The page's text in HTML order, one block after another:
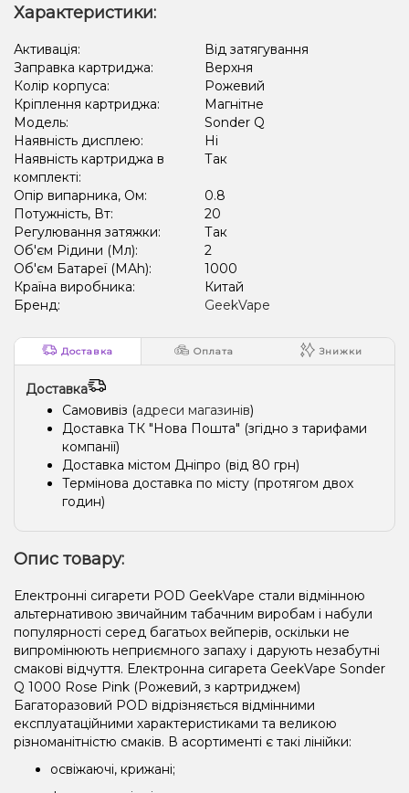
Характеристики:
Активація:
Від затягування
Заправка картриджа:
Верхня
Колір корпуса:
Рожевий
Кріплення картриджа:
Магнітне
Модель:
Sonder Q
Наявність дисплею:
Ні
Наявність картриджа в
комплекті:
Так
Опір випарника, Ом:
0.8
Потужність, Вт:
20
Регулювання затяжки:
Так
Об'єм Рідини (Мл):
2
Об'єм Батареї (MAh):
1000
Країна виробника:
Китай
Бренд:
GeekVape
Доставка Оплата Знижки
Доставка
Самовивіз (адреси магазинів)
Доставка ТК "Нова Пошта" (згідно з тарифами
компанії)
Доставка містом Дніпро (від 80 грн)
Термінова доставка по місту (протягом двох
годин)
Опис товару:
Електронні сигарети POD GeekVape стали відмінною
альтернативою звичайним табачним виробам і набули
популярності серед багатьох вейперів, оскільки не
випромінюють неприємного запаху і дарують незабутні
смакові відчуття. Електронна сигарета GeekVape Sonder
Q 1000 Rose Pink (Рожевий, з картриджем)
Багаторазовий POD відрізняється відмінними
експлуатаційними характеристиками та великою
різноманітністю смаків. В асортименті є такі лінійки:
освіжаючі, крижані;